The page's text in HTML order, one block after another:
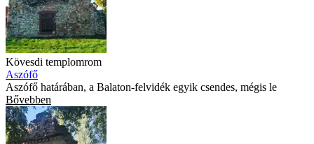
Kövesdi templomrom
Aszófő
Aszófő határában, a Balaton-felvidék egyik csendes, mégis le
Bővebben